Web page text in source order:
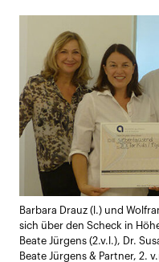
Barbara Drauz (l.) und
sich über den Scheck in
Beate Jürgens (2.v.l.), Dr.
Beate Jürgens & Partner, 2.